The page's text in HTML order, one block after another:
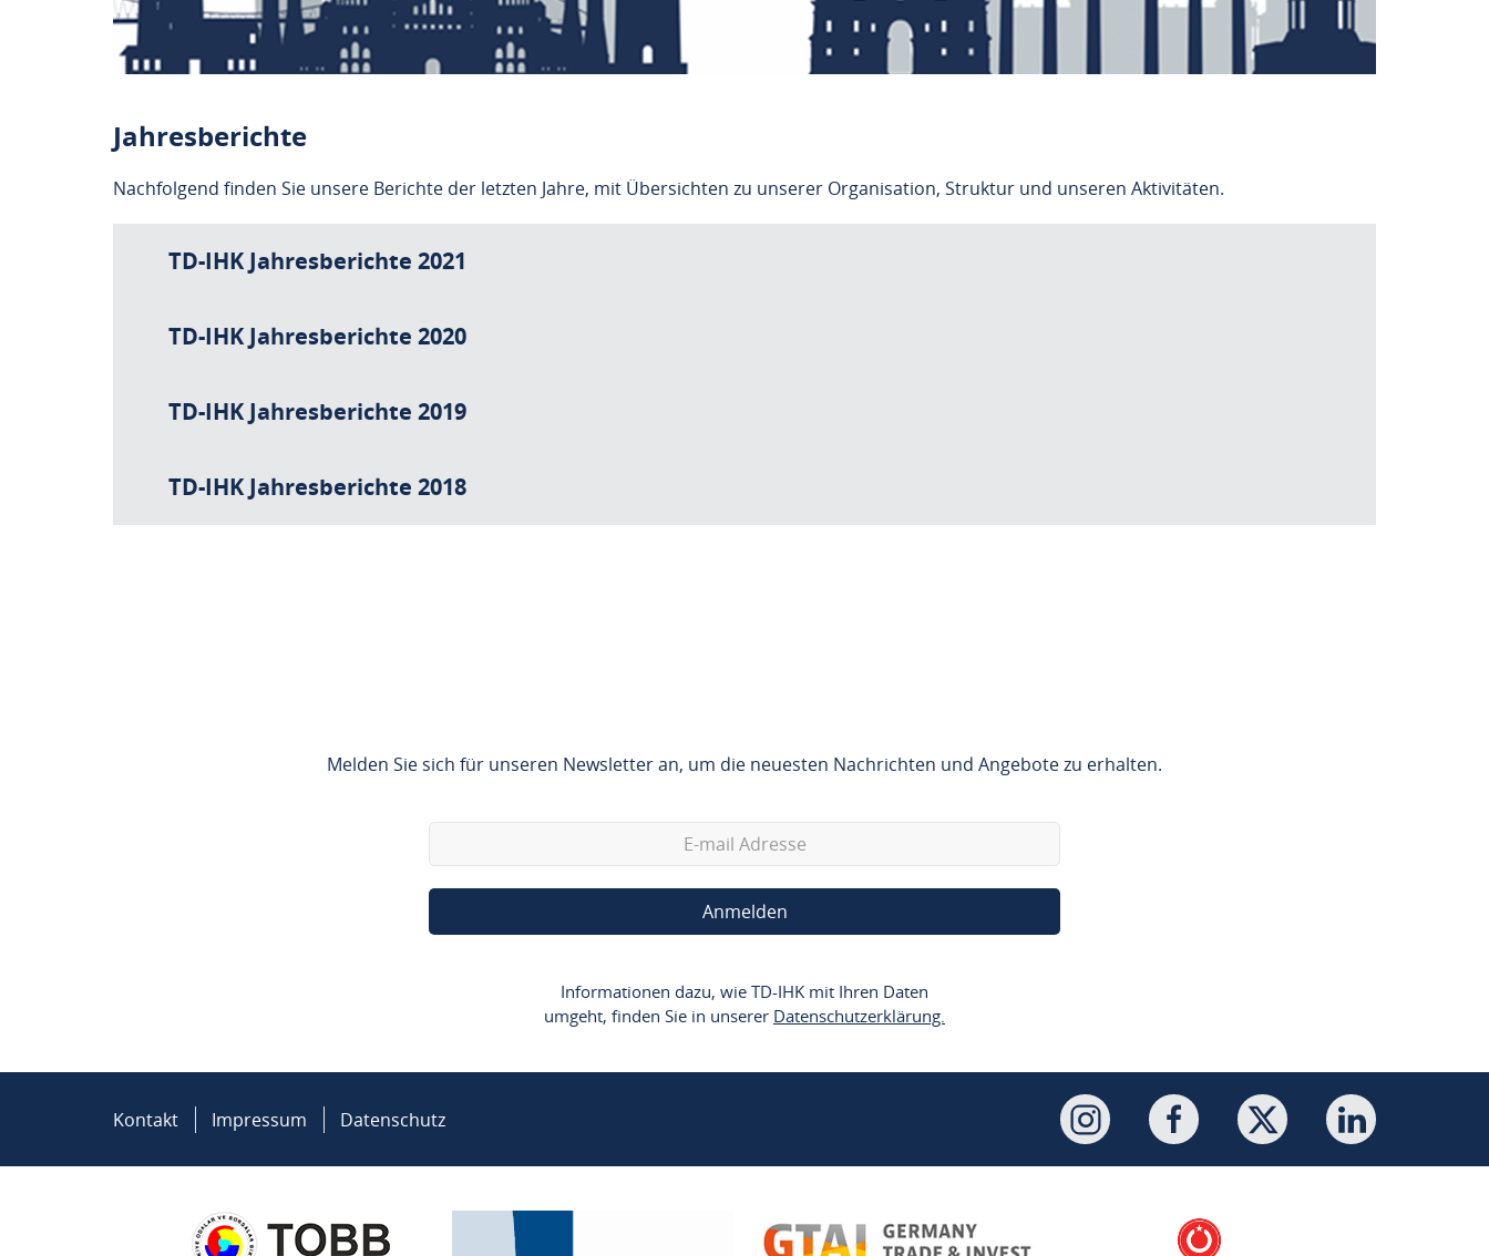
Jahresberichte
Nachfolgend finden Sie unsere Berichte der letzten Jahre, mit Übersichten zu unserer Organisation, Struktur und unseren Aktivitäten.
TD-IHK Jahresberichte 2021
TD-IHK Jahresberichte 2020
TD-IHK Jahresberichte 2019
TD-IHK Jahresberichte 2018
Melden Sie sich für unseren Newsletter an, um die neuesten Nachrichten und Angebote zu erhalten.
Anmelden
Informationen dazu, wie TD-IHK mit Ihren Daten
umgeht, finden Sie in unserer Datenschutzerklärung.
Kontakt Impressum Datenschutz